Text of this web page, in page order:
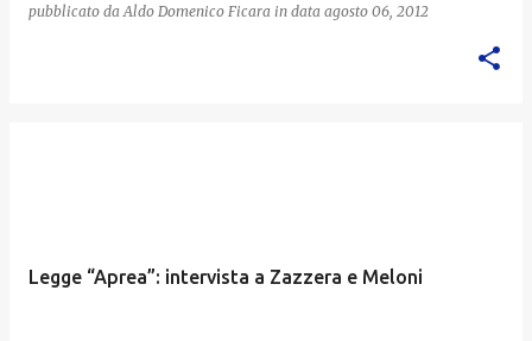
pubblicato da Aldo Domenico Ficara in data agosto 06, 2012
Legge “Aprea”: intervista a Zazzera e Meloni